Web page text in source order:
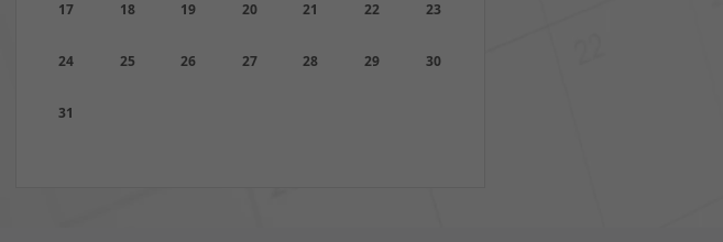
17 18 19 20 21 22 23
24 25 26 27 28 29 30
31